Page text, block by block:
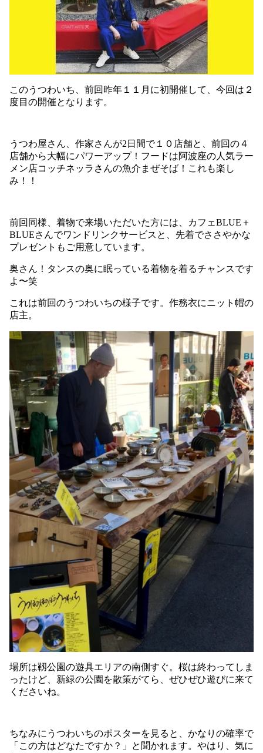
このうつわいち、前回昨年１１月に初開催して、今回は２
度目の開催となります。
うつわ屋さん、作家さんが2 日間で１０店舗と、前回の４
店舗から大幅にパワーアップ！フードは阿波座の人気ラー
メン店コッチネッラさんの魚介まぜそば！これも楽し
み！！
前回同様、着物で来場いただいた方には、カフェBLUE ＋
BLUEさんでワンドリンクサービスと、先着でささやかな
プレゼントもご用意しています。
奥さん！タンスの奥に眠っている着物を着るチャンスです
よ〜笑
これは前回のうつわいちの様子です。作務衣にニット帽の
店主。
場所は靱公園の遊具エリアの南側すぐ。桜は終わってしま
ったけど、新緑の公園を散策がてら、ぜひぜひ遊びに来て
くださいね。
ちなみにうつわいちのポスターを見ると、かなりの確率で
「この方はどなたですか？」と聞かれます。やはり、気に